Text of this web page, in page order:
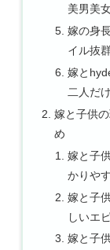
美男美
嫁の身
イル抜
嫁と
二人だ
嫁と子供
め
嫁と子
かりや
嫁と子
しいエ
嫁と子